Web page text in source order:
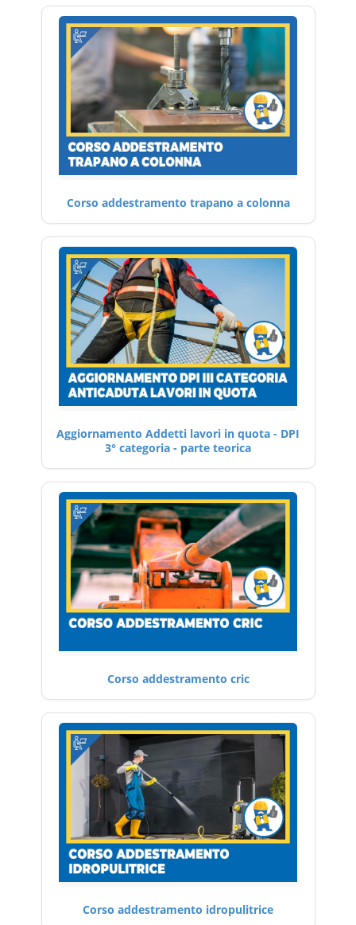
Corso addestramento trapano a colonna
Aggiornamento Addetti lavori in quota - DPI
3° categoria - parte teorica
Corso addestramento cric
Corso addestramento idropulitrice